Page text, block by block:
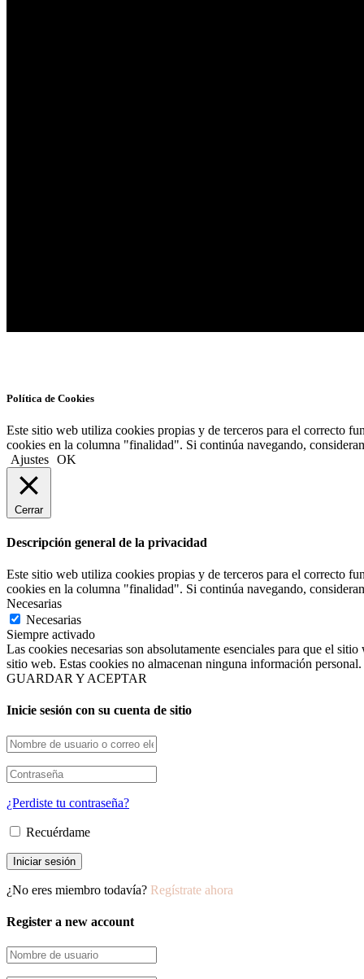
Política de Cookies
Este sitio web utiliza cookies propias y de terceros para el correcto
cookies en la columna "finalidad". Si continúa navegando,
Ajustes OK
Cerrar
Descripción general de la privacidad
Este sitio web utiliza cookies propias y de terceros para el correcto
cookies en la columna "finalidad". Si continúa navegando,
Necesarias
Necesarias
Siempre activado
Las cookies necesarias son absolutamente esenciales para que el
sitio web. Estas cookies no almacenan ninguna información personal.
GUARDAR Y ACEPTAR
Inicie sesión con su cuenta de sitio
¿Perdiste tu contraseña?
Recuérdame
¿No eres miembro todavía? Regístrate ahora
Register a new account